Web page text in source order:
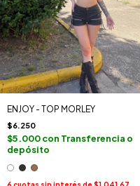
ENJOY - TOP MORLEY
$6.250
$5.000con Transferencia o
depósito